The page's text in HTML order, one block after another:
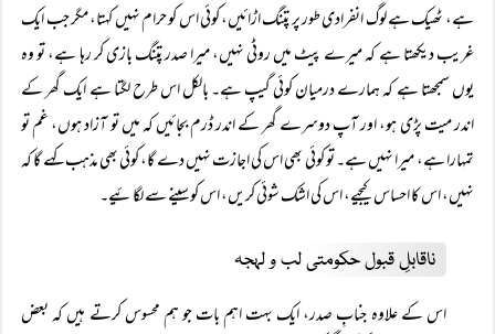
ہے، ٹھیک ہے لوگ انفرادی طور پر پتنگ اڑائیں، کوئی اس کو حرام نہیں کہتا، مگر جب ایک
غریب دیکھتا ہے کہ میرے پیٹ میں روٹی نہیں، میرا صدر پتنگ بازی کر رہا ہے، تو وہ
یوں سمجھتا ہے کہ ہمارے درمیان کوئی گیپ ہے۔ بالکل اس طرح لگتا ہے ایک گھر کے
اندر میت پڑی ہو، اور آپ دوسرے گھر کے اندر ڈرم بجائیں کہ میں تو آزاد ہوں، غم تو
تمہارا ہے، میرا نہیں ہے۔ تو کوئی بھی اس کی اجازت نہیں دے گا، کوئی بھی مذہب کہے گا کہ
نہیں، اس کا احساس کیجیے، اس کی اشک شوئی کریں، اس کو سینے سے لگائیے۔
ناقابلِ قبول حکومتی لب و لہجہ
اس کے علاوہ جنابِ صدر، ایک بہت اہم بات جو ہم محسوس کرتے ہیں کہ بعض